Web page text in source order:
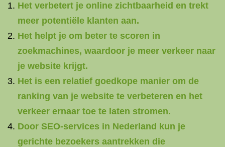
Het verbetert je online zichtbaarheid en trekt
meer potentiële klanten aan.
Het helpt je om beter te scoren in
zoekmachines, waardoor je meer verkeer naar
je website krijgt.
Het is een relatief goedkope manier om de
ranking van je website te verbeteren en het
verkeer ernaar toe te laten stromen.
Door SEO-services in Nederland kun je
gerichte bezoekers aantrekken die